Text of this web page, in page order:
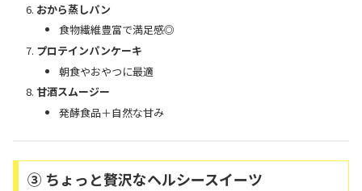
おから蒸しパン
食物繊維豊富で満足感◎
プロテインパンケーキ
朝食やおやつに最適
甘酒スムージー
発酵食品＋自然な甘み
③ ちょっと贅沢なヘルシースイーツ